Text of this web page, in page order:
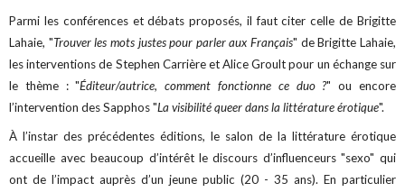
Parmi les conférences et débats proposés, il faut citer celle de Brigitte
Lahaie, "Trouver les mots justes pour parler aux Français" de Brigitte Lahaie,
les interventions de Stephen Carrière et Alice Groult pour un échange sur
le thème : "Éditeur/autrice, comment fonctionne ce duo ?" ou encore
l’intervention des Sapphos "La visibilité queer dans la littérature érotique".
À l’instar des précédentes éditions, le salon de la littérature érotique
accueille avec beaucoup d’intérêt le discours d’influenceurs "sexo" qui
ont de l’impact auprès d’un jeune public (20 - 35 ans). En particulier